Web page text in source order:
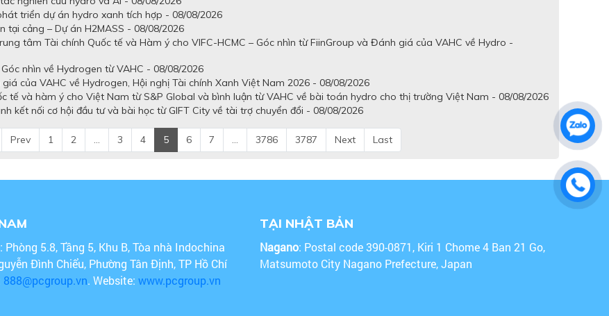
triển dự án hydro xanh tích hợp - 08/08/2026
cảng – Dự án H2MASS - 08/08/2026
tâm Tài chính Quốc tế và Hàm ý cho VIFC-HCMC – Góc nhìn từ FiinGroup và Đánh giá của VAHC về Hydro -
nhìn về Hydrogen từ VAHC - 08/08/2026
của VAHC về Hydrogen, Hội nghị Tài chính Xanh Việt Nam 2026 - 08/08/2026
tế và hàm ý cho Việt Nam từ S&P Global và bình luận từ VAHC về bài toán hydro cho thị trường Việt Nam - 08/08/2026
kết nối cơ hội đầu tư và bài học từ GIFT City về tài trợ chuyển đổi - 08/08/2026
Prev 1 2 ... 3 4 5 6 7 ... 3786 3787 Next Last
: Phòng 5.8, Tầng 5, Khu B, Tòa nhà Indochina
Đình Chiểu, Phường Tân Định, TP Hồ Chí
888@pcgroup.vn. Website: www.pcgroup.vn
TẠI NHẬT BẢN
Nagano: Postal code 390-0871, Kiri 1 Chome 4 Ban 21 Go,
Matsumoto City Nagano Prefecture, Japan